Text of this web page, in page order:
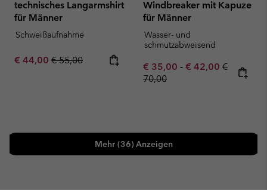
technisches Langarmshirt
für Männer
Schweißaufnahme
Sale price:
€ 44,00 Regular price:
€ 55,00
Windbreaker mit Kapuze
für Männer
Wasser- und
schmutzabweisend
Minimum sale price:
€ 35,00 - Maximum sale
€ 42,00 Regular
€
70,00
Mehr (36) Anzeigen